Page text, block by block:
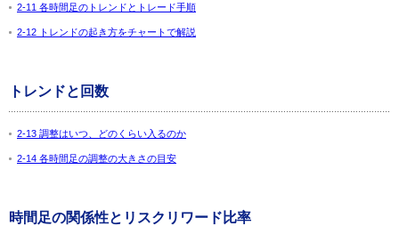
2-11 各時間足のトレンドとトレード手順
2-12 トレンドの起き方をチャートで解説
トレンドと回数
2-13 調整はいつ、どのくらい入るのか
2-14 各時間足の調整の大きさの目安
時間足の関係性とリスクリワード比率